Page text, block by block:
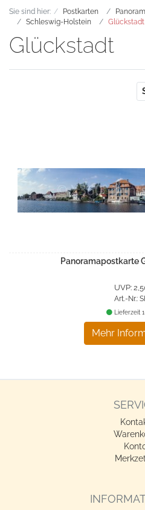
Sie sind hier: Postkarten
Schleswig-Holstein
Glückstadt
Glückstadt
Panoramapostkarte
UVP:
Art.-Nr.:
Mehr
Lieferzeit